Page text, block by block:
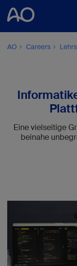
AO Careers
Eine vielseitige
beinahe